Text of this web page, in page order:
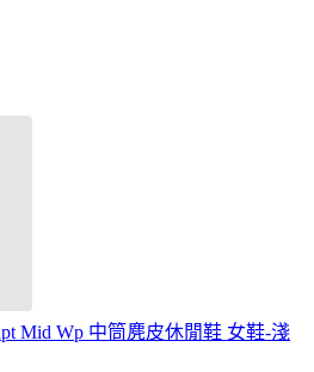
Mid Wp 中筒麂皮休閒鞋 女鞋-淺